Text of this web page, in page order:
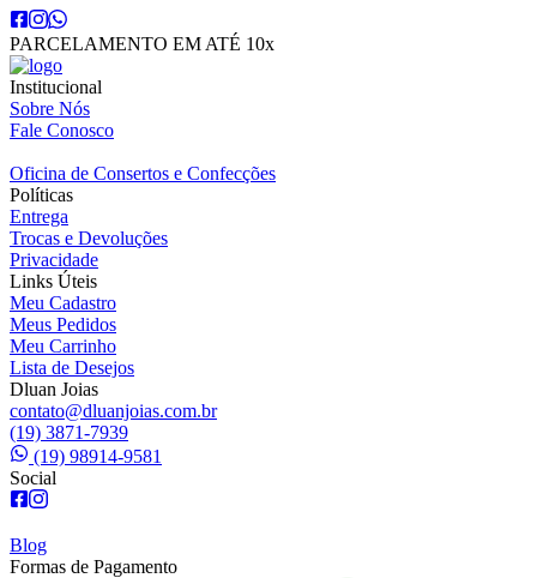
PARCELAMENTO EM ATÉ 10x
Institucional
Sobre Nós
Fale Conosco
Oficina de Consertos e Confecções
Políticas
Entrega
Trocas e Devoluções
Privacidade
Links Úteis
Meu Cadastro
Meus Pedidos
Meu Carrinho
Lista de Desejos
Dluan Joias
contato@dluanjoias.com.br
(19) 3871-7939
(19) 98914-9581
Social
Blog
Formas de Pagamento